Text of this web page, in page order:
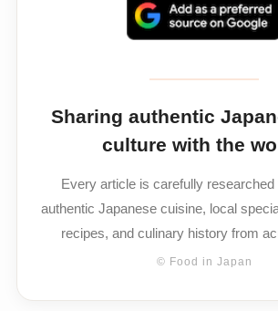
Sharing authentic
culture with the
Every article is carefully researched
authentic Japanese cuisine, local
recipes, and culinary history from
© Food in Japan